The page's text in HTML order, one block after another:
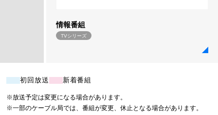
情報番組
TVシリーズ
初回放送 新着番組
※放送予定は変更になる場合があります。
※一部のケーブル局では、番組が変更、休止となる場合があります。